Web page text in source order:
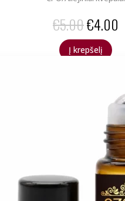
€5.00Original
price
€4.00
Į krepšelį